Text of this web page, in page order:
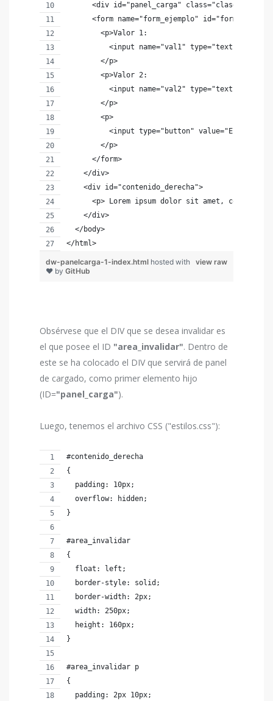
<div id="panel_carga"
<form name="form_ejemplo"
          <input name="val1" type="text" />
        </p>
          <input name="val2" type="text" />
        </p>
        <p>
<input type="button" value="Enviar"
        </p>
      </form>
    </div>
    <div id="contenido_derecha">
<p> Lorem ipsum dolor sit amet,
    </div>
  </body>
</html>
view raw
dw-panelcarga-1-index.html hosted with
❤ by GitHub
Obsérvese que el DIV que se desea invalidar es
el que posee el ID "area_invalidar". Dentro de
este se ha colocado el DIV que servirá de panel
de cargado, como primer elemento hijo
(ID="panel_carga").
Luego, tenemos el archivo CSS ("estilos.css"):
#contenido_derecha
{
  padding: 10px;
  overflow: hidden;
}
#area_invalidar
{
  float: left;
  border-style: solid;
  border-width: 2px;
  width: 250px;
  height: 160px;
}
#area_invalidar p
{
  padding: 2px 10px;